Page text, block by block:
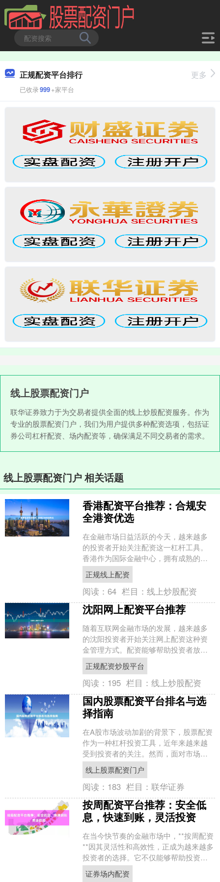
正规配资平台排行
已收录999+家平台
更多
线上股票配资门户
联华证券致力于为交易者提供全面的线上炒股配资服务。作为
专业的股票配资门户，我们为用户提供多种配资选项，包括证
券公司杠杆配资、场内配资等，确保满足不同交易者的需求。
线上股票配资门户 相关话题
香港配资平台推荐：合规安
全港资优选
在金融市场日益活跃的今天，越来越多
的投资者开始关注配资这一杠杆工具。
香港作为国际金融中心，拥有成熟的监
管体系和规范的市场环境正规线上配
资，其配资平台在合规性与安....
正规线上配资
阅读：64 栏目：线上炒股配资
沈阳网上配资平台推荐
随着互联网金融市场的发展，越来越多
的沈阳投资者开始关注网上配资这种资
金管理方式。配资能够帮助投资者放大
资金使用效率，但同时也伴随着一定风
险。对于沈阳本地的投资者....
正规配资炒股平台
阅读： 195 栏目：线上炒股配资
国内股票配资平台排名与选
择指南
在A股市场波动加剧的背景下，股票配资
作为一种杠杆投资工具，近年来越来越
受到投资者的关注。然而，面对市场上
数量众多的配资平台，如何甄别正规平
台、规避潜在风险线上股....
线上股票配资门户
阅读： 183 栏目：联华证券
按周配资平台推荐：安全低
息，快速到账，灵活投资
在当今快节奏的金融市场中，**按周配资
**因其灵活性和高效性，正成为越来越多
投资者的选择。它不仅能够帮助投资者
在短期内抓住市场机会，还能有效控制
风险证券场内配资....
证券场内配资